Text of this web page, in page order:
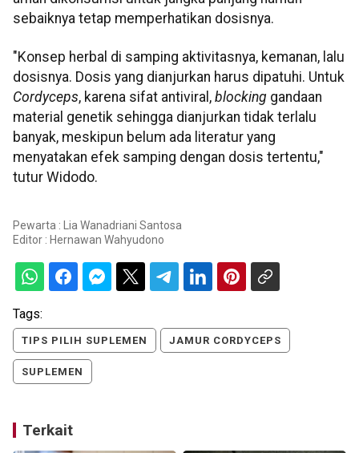
sebaiknya tetap memperhatikan dosisnya.
"Konsep herbal di samping aktivitasnya, kemanan, lalu
dosisnya. Dosis yang dianjurkan harus dipatuhi. Untuk
Cordyceps, karena sifat antiviral, blocking gandaan
material genetik sehingga dianjurkan tidak terlalu
banyak, meskipun belum ada literatur yang
menyatakan efek samping dengan dosis tertentu,"
tutur Widodo.
Pewarta : Lia Wanadriani Santosa
Editor : Hernawan Wahyudono
Tags:
TIPS PILIH SUPLEMEN JAMUR CORDYCEPS
SUPLEMEN
Terkait